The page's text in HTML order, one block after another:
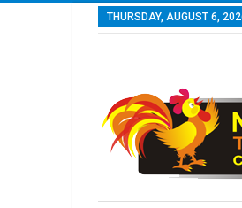
THURSDAY, AUGUST 6,